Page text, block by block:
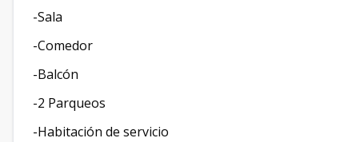
-Sala
-Comedor
-Balcón
-2 Parqueos
-Habitación de servicio